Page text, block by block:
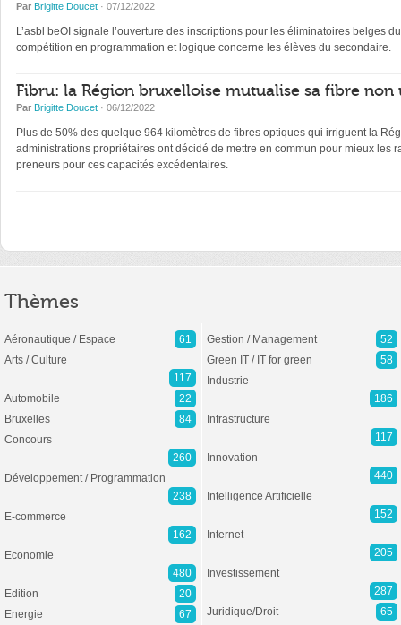
Par Brigitte Doucet · 07/12/2022
L’asbl beOI signale l’ouverture des inscriptions pour les éliminatoires belges
compétition en programmation et logique concerne les élèves du secondaire.
Fibru: la Région bruxelloise mutualise sa fibre non
Par Brigitte Doucet · 06/12/2022
Plus de 50% des quelque 964 kilomètres de fibres optiques qui irriguent la
administrations propriétaires ont décidé de mettre en commun pour mieux les
preneurs pour ces capacités excédentaires.
Thèmes
Aéronautique / Espace
61
Arts / Culture
117
Automobile
22
Bruxelles
84
Concours
260
Développement / Programmation
238
E-commerce
162
Economie
480
Edition
20
Energie
67
Gestion / Management
52
Green IT / IT for green
58
Industrie
186
Infrastructure
117
Innovation
440
Intelligence Artificielle
152
Internet
205
Investissement
287
Juridique/Droit
65